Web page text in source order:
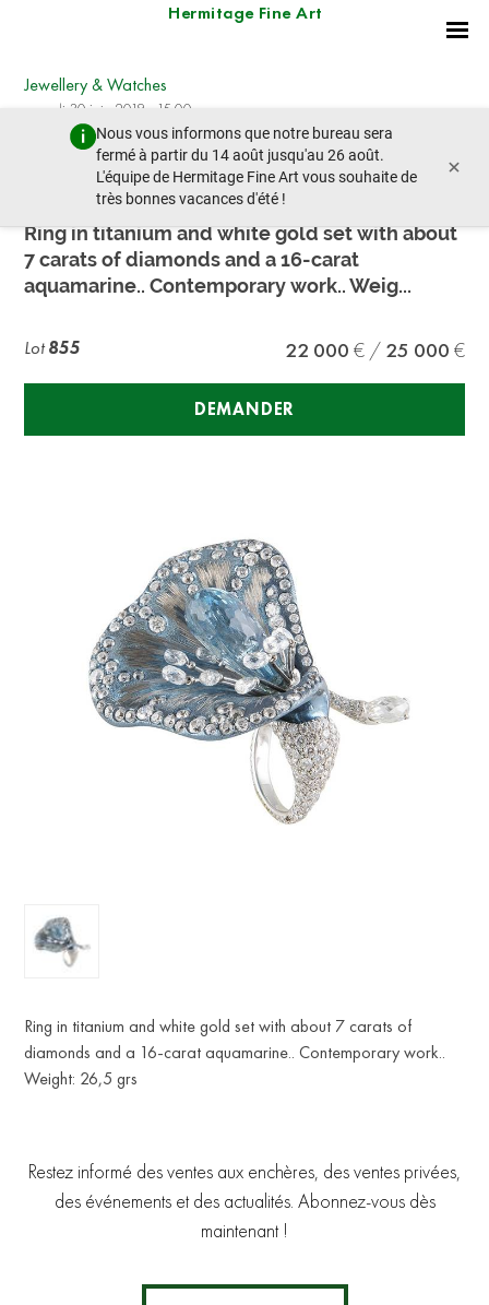
Hermitage Fine Art
Nous vous informons que notre bureau sera
fermé à partir du 14 août jusqu'au 26 août.
L'équipe de Hermitage Fine Art vous souhaite de
très bonnes vacances d'été !
×
Jewellery & Watches
samedi 30 juin 2018 - 15:00
lot précédent lot suivant
Titanium and aquamarine ring
Ring in titanium and white gold set with about
7 carats of diamonds and a 16-carat
aquamarine.. Contemporary work.. Weig...
Lot855 22 000 25 000
DEMANDER
Ring in titanium and white gold set with about 7 carats of
diamonds and a 16-carat aquamarine.. Contemporary work..
Weight: 26,5 grs
Restez informé des ventes aux enchères, des ventes privées,
des événements et des actualités. Abonnez-vous dès
maintenant !